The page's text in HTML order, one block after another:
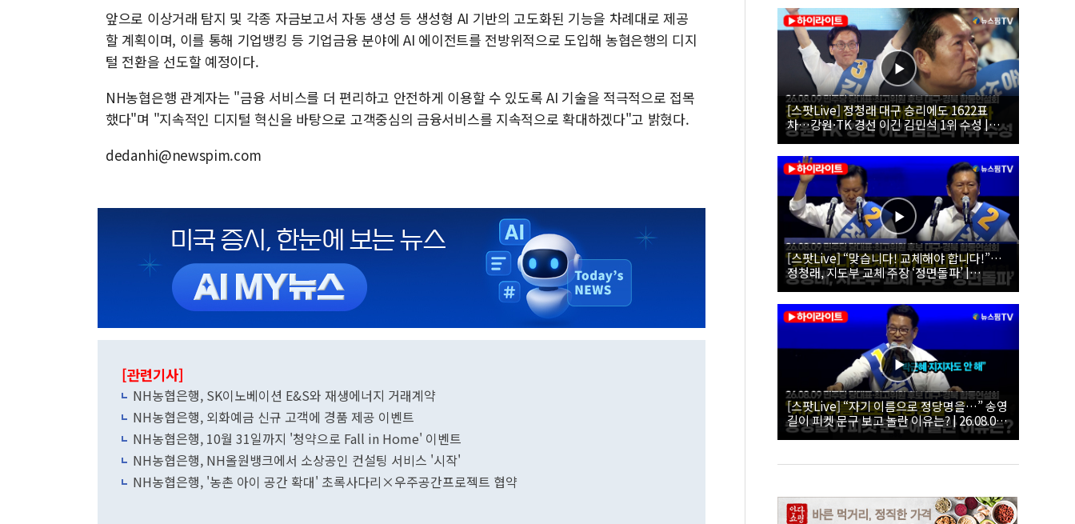
앞으로 이상거래 탐지 및 각종 자금보고서 자동 생성 등 생성형 AI 기반의 고도화된 기능을 차례대로 제공
할 계획이며, 이를 통해 기업뱅킹 등 기업금융 분야에 AI 에이전트를 전방위적으로 도입해 농협은행의 디지
털 전환을 선도할 예정이다.
NH농협은행 관계자는 "금융 서비스를 더 편리하고 안전하게 이용할 수 있도록 AI 기술을 적극적으로 접목
했다"며 "지속적인 디지털 혁신을 바탕으로 고객중심의 금융서비스를 지속적으로 확대하겠다"고 밝혔다.
dedanhi@newspim.com
[관련기사]
NH농협은행, SK이노베이션 E&S와 재생에너지 거래계약
NH농협은행, 외화예금 신규 고객에 경품 제공 이벤트
NH농협은행, 10월 31일까지 '청약으로 Fall in Home' 이벤트
NH농협은행, NH올원뱅크에서 소상공인 컨설팅 서비스 '시작'
NH농협은행, '농촌 아이 공간 확대' 초록사다리×우주공간프로젝트 협약
[스팟Live] 정청래 대구 승리에도 1622표
차…강원·TK 경선 이긴 김민석 1위 수성 |
26.08.09 더불어민주당 당대표·최고위원 후
보 대구·경북 합동연설회
[스팟Live] “맞습니다! 교체해야 합니다!”…
정청래, 지도부 교체 주장 ‘정면돌파’ |
26.08.09 더불어민주당 당대표·최고위원 후
보 대구·경북 합동연설회
[스팟Live] “자기 이름으로 정당명을…” 송영
길이 피켓 문구 보고 놀란 이유는? | 26.08.09
더불어민주당 당대표·최고위원 후보 대구·경